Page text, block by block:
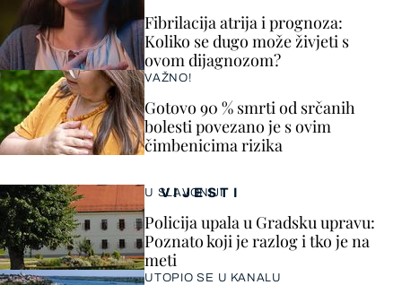
VIJESTI
U SLAVONIJI
Policija upala u Gradsku upravu:
Poznato koji je razlog i tko je na
meti
UTOPIO SE U KANALU
Fibrilacija atrija i prognoza:
Koliko se dugo može živjeti s
ovom dijagnozom?
VAŽNO!
Gotovo 90 % smrti od srčanih
bolesti povezano je s ovim
čimbenicima rizika